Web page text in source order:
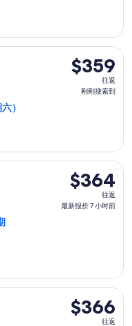
价
小
$359
往
返,
索
$359
往返
刚刚搜索到
）
）从芝加哥前往尤金
$364
往
返,
7
时
$364
往返
最新报价 7 小时前
三）从芝加哥前往尤金
$366
往
$366
往返
五）从芝加哥前往尤